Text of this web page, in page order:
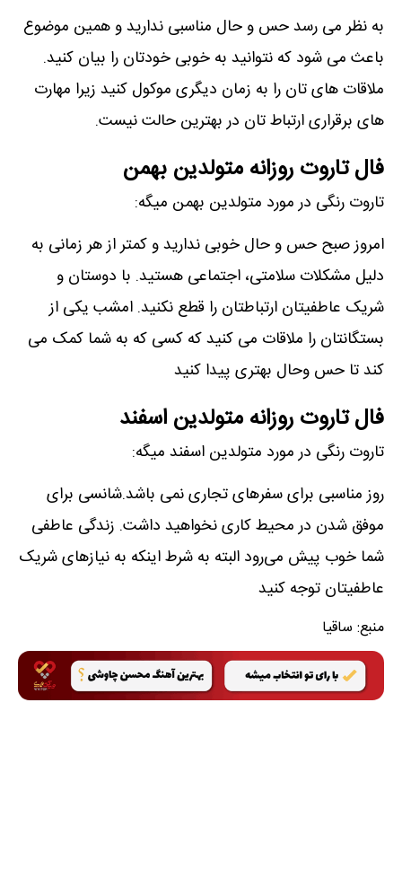
به نظر می رسد حس و حال مناسبی ندارید و همین موضوع
باعث می شود که نتوانید به خوبی خودتان را بیان کنید.
ملاقات های تان را به زمان دیگری موکول کنید زیرا مهارت
های برقراری ارتباط تان در بهترین حالت نیست.
فال تاروت روزانه متولدین بهمن
تاروت رنگی در مورد متولدین بهمن میگه:
امروز صبح حس و حال خوبی ندارید و کمتر از هر زمانی به
دلیل مشکلات سلامتی، اجتماعی هستید. با دوستان و
شریک عاطفیتان ارتباطتان را قطع نکنید. امشب یکی از
بستگانتان را ملاقات می کنید که کسی که به شما کمک می
کند تا حس وحال بهتری پیدا کنید
فال تاروت روزانه متولدین اسفند
تاروت رنگی در مورد متولدین اسفند میگه:
روز مناسبی برای سفرهای تجاری نمی باشد.شانسی برای
موفق شدن در محیط کاری نخواهید داشت. زندگی عاطفی
شما خوب پیش می‌رود البته به شرط اینکه به نیازهای شریک
عاطفیتان توجه کنید
منبع: ساقیا